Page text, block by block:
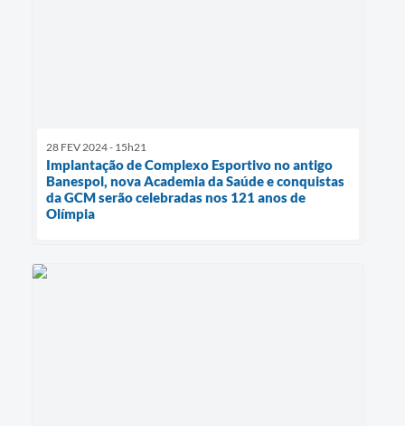
28 FEV 2024 - 15h21
Implantação de Complexo Esportivo no antigo
Banespol, nova Academia da Saúde e conquistas
da GCM serão celebradas nos 121 anos de
Olímpia